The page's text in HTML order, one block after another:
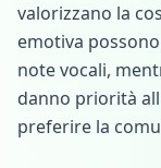
valorizzano la
emotiva
note vocali,
danno priorità
preferire la